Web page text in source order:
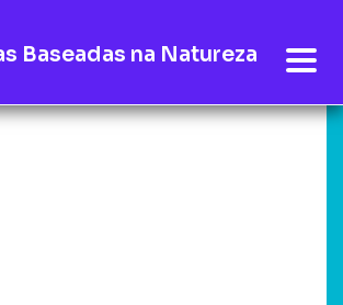
Baseadas na Natureza